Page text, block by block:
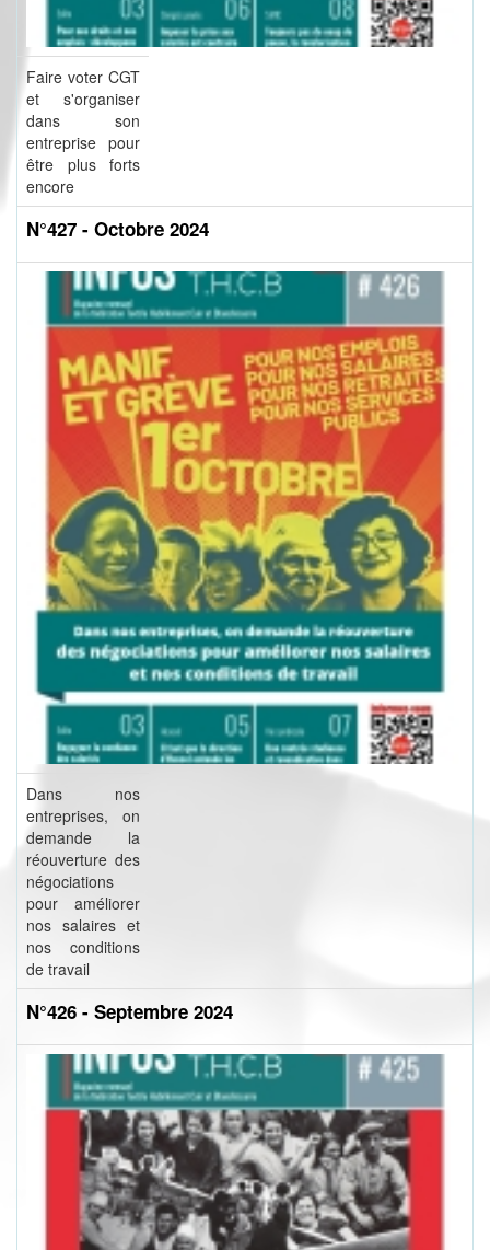
Faire voter CGT
et s'organiser
dans son
entreprise pour
être plus forts
encore
N°427 - Octobre 2024
Dans nos
entreprises, on
demande la
réouverture des
négociations
pour améliorer
nos salaires et
nos conditions
de travail
N°426 - Septembre 2024